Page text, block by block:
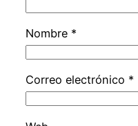
Nombre *
Correo electrónico *